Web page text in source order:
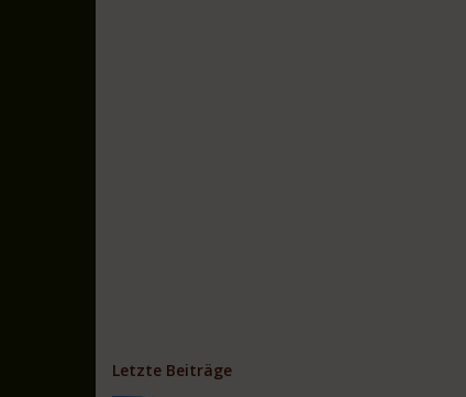
Letzte Beiträge